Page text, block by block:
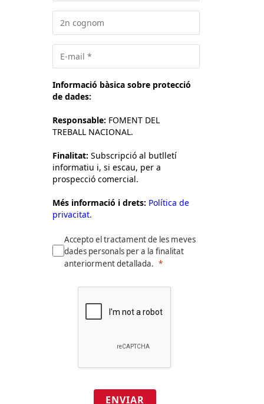
Informació bàsica sobre protecció
de dades:
Responsable: FOMENT DEL
TREBALL NACIONAL.
Finalitat: Subscripció al butlletí
informatiu i, si escau, per a
prospecció comercial.
Més informació i drets: Política de
privacitat.
Accepto el tractament de les meves
dades personals per a la finalitat
anteriorment detallada.
ENVIAR